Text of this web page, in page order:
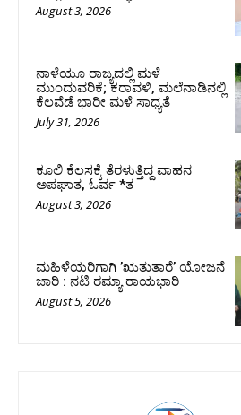
August 3, 2026
ನಾಳೆಯೂ ರಾಜ್ಯದಲ್ಲಿ ಮಳೆ
ಮುಂದುವರಿಕೆ; ಕರಾವಳಿ, ಮಲೆನಾಡಿನಲ್ಲಿ
ಕೆಲವೆಡೆ ಭಾರೀ ಮಳೆ ಸಾಧ್ಯತೆ
July 31, 2026
ಕೂಲಿ ಕೆಲಸಕ್ಕೆ ತೆರಳುತ್ತಿದ್ದ ವಾಹನ
ಅಪಘಾತ, ಓರ್ವ *ತ
August 3, 2026
ಮಹಿಳೆಯರಿಗಾಗಿ ʼಋತುತಾರೆʼ ಯೋಜನೆ
ಜಾರಿ : ನಟಿ ರಮ್ಯಾ ರಾಯಭಾರಿ
August 5, 2026